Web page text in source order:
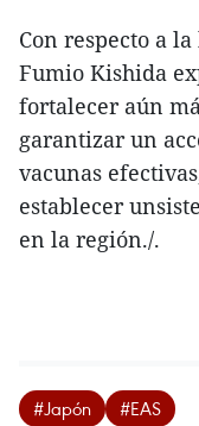
Con respecto a
Fumio Kishida
fortalecer aún
garantizar un
vacunas
establecer
en la región./.
#Japón #EAS